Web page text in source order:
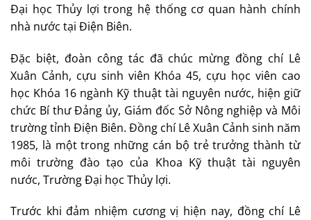
Đại học Thủy lợi trong hệ thống cơ quan hành chính
nhà nước tại Điện Biên.
Đặc biệt, đoàn công tác đã chúc mừng đồng chí Lê
Xuân Cảnh, cựu sinh viên Khóa 45, cựu học viên cao
học Khóa 16 ngành Kỹ thuật tài nguyên nước, hiện giữ
chức Bí thư Đảng ủy, Giám đốc Sở Nông nghiệp và Môi
trường tỉnh Điện Biên. Đồng chí Lê Xuân Cảnh sinh năm
1985, là một trong những cán bộ trẻ trưởng thành từ
môi trường đào tạo của Khoa Kỹ thuật tài nguyên
nước, Trường Đại học Thủy lợi.
Trước khi đảm nhiệm cương vị hiện nay, đồng chí Lê